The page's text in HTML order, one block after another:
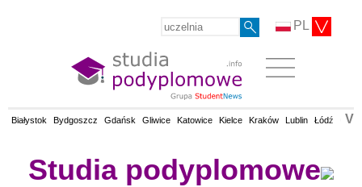
PL
Białystok Bydgoszcz Gdańsk Gliwice Katowice Kielce Kraków Lublin Łódź V
Studia podyplomowe